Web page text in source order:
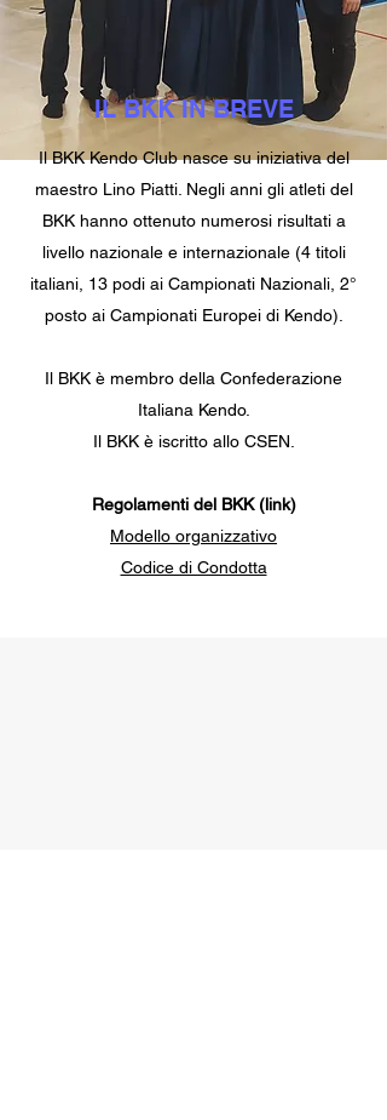
IL BKK IN BREVE
Il BKK Kendo Club nasce su iniziativa del
maestro Lino Piatti. Negli anni gli atleti del
BKK hanno ottenuto numerosi risultati a
livello nazionale e internazionale (4 titoli
italiani, 13 podi ai Campionati Nazionali, 2°
posto ai Campionati Europei di Kendo).
Il BKK è membro della Confederazione
Italiana Kendo.
Il BKK è iscritto allo CSEN.
Regolamenti del BKK(link)
Modello organizzativo
Codice di Condotta​